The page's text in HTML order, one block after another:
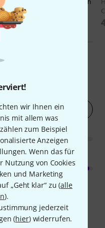
wir Ihnen ein
mit allem was
zum Beispiel
Anzeigen
Wenn das für
Nutzung von Cookies
und Marketing
„Geht klar“ zu (alle
).
jederzeit
(hier) widerrufen.
€
Jetzt bewerten